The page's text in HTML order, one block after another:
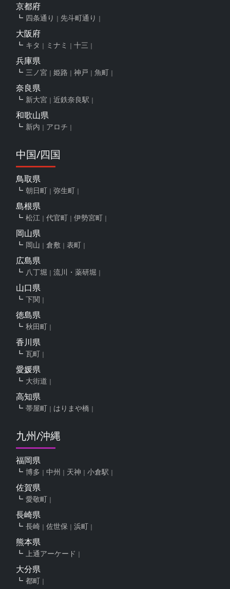
京都府
四条通り 先斗町通り
大阪府
キタ ミナミ 十三
兵庫県
三ノ宮 姫路 神戸 魚町
奈良県
新大宮 近鉄奈良駅
和歌山県
新内 アロチ
中国/四国
鳥取県
朝日町 弥生町
島根県
松江 代官町 伊勢宮町
岡山県
岡山 倉敷 表町
広島県
八丁堀 流川・薬研堀
山口県
下関
徳島県
秋田町
香川県
瓦町
愛媛県
大街道
高知県
帯屋町 はりまや橋
九州/沖縄
福岡県
博多 中州 天神 小倉駅
佐賀県
愛敬町
長崎県
長崎 佐世保 浜町
熊本県
上通アーケード
大分県
都町